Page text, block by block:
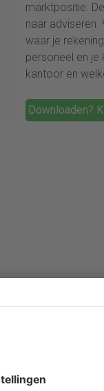
marktpositie.
naar adviseren.
waar je
personeel en je
kantoor en
Downloaden?